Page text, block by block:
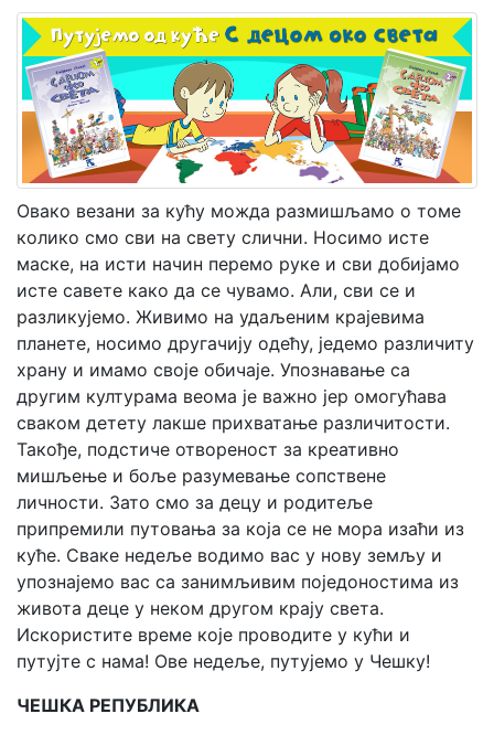
налог
Овако везани за кућу можда размишљамо о томе
колико смо сви на свету слични. Носимо исте
маске, на исти начин перемо руке и сви добијамо
исте савете како да се чувамо. Али, сви се и
разликујемо. Живимо на удаљеним крајевима
планете, носимо другачију одећу, једемо различиту
храну и имамо своје обичаје. Упознавање са
другим културама веома је важно јер омогућава
сваком детету лакше прихватање различитости.
Такође, подстиче отвореност за креативно
мишљење и боље разумевање сопствене
личности. Зато смо за децу и родитеље
припремили путовања за која се не мора изаћи из
куће. Сваке недеље водимо вас у нову земљу и
упознајемо вас са занимљивим поједоностима из
живота деце у неком другом крају света.
Искористите време које проводите у кући и
путујте с нама! Oве недеље, путујемо у Чешку!
ЧЕШКА РЕПУБЛИКА